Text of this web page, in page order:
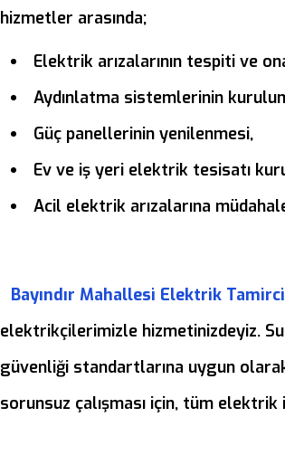
hizmetler arasında;
Elektrik arızalarının tespiti ve
Aydınlatma sistemlerinin
Güç panellerinin yenilenmesi,
Ev ve iş yeri elektrik tesisatı
Acil elektrik arızalarına
Bayındır Mahallesi Elektrik
elektrikçilerimizle hizmetinizdeyiz.
güvenliği standartlarına uygun
sorunsuz çalışması için, tüm